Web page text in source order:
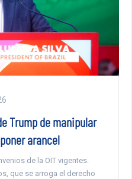
Trump de manipular
arancel
de la OIT vigentes.
que se arroga el derecho